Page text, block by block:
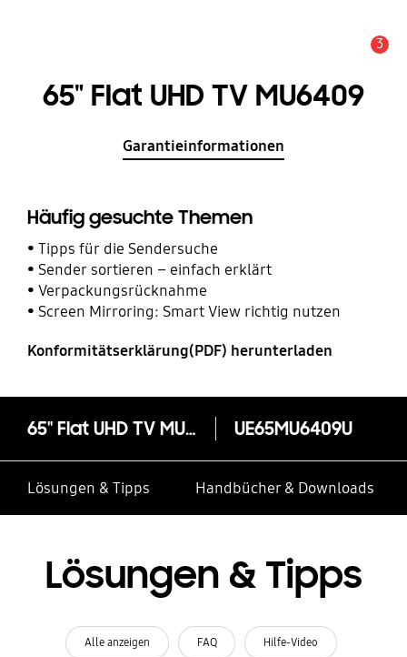
3
65" Flat UHD TV MU6409
Garantieinformationen
Häufig gesuchte Themen
Tipps für die Sendersuche
Sender sortieren – einfach erklärt
Verpackungsrücknahme
Screen Mirroring: Smart View richtig nutzen
Konformitätserklärung(PDF) herunterladen
65" Flat UHD TV MU6409 UE65MU6409U
Lösungen & Tipps Handbücher & Downloads
Lösungen & Tipps
Alle anzeigen FAQ Hilfe-Video